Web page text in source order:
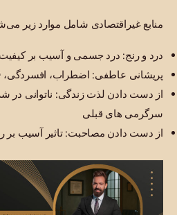
منابع غیراقتصادی شامل موارد زیر
درد و رنج: درد جسمی و آسیب بر
پریشانی عاطفی: اضطراب، افسردگی، PTSD و آسیب روانشناختی
از دست دادن لذت زندگی: ناتوانی در
سرگرمی های قبلی
از دست دادن مصاحبت: تاثیر آسیب بر